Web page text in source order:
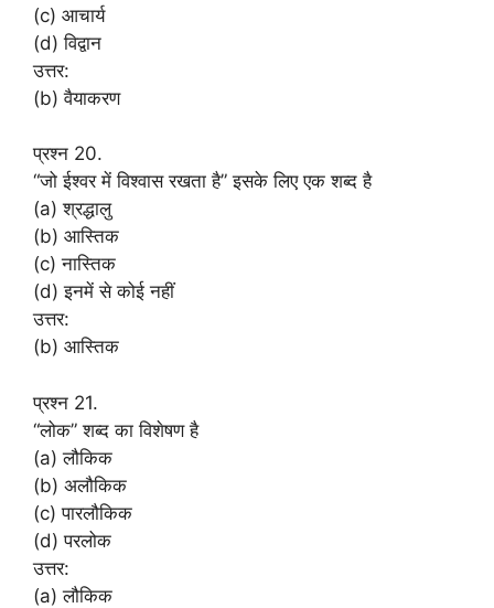
(c) आचार्य
(d) विद्वान
उत्तर:
(b) वैयाकरण
प्रश्न 20.
“जो ईश्वर में विश्वास रखता है” इसके लिए एक शब्द है
(a) श्रद्धालु
(b) आस्तिक
(c) नास्तिक
(d) इनमें से कोई नहीं
उत्तर:
(b) आस्तिक
प्रश्न 21.
“लोक” शब्द का विशेषण है
(a) लौकिक
(b) अलौकिक
(c) पारलौकिक
(d) परलोक
उत्तर:
(a) लौकिक